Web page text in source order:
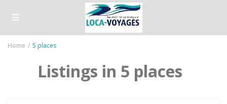
Home 5 places
Listings in 5 places